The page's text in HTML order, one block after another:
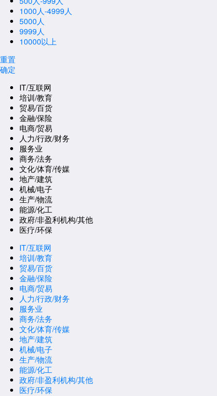
1000人-4999人
5000人
9999人
10000以上
重置
确定
IT/互联网
培训/教育
贸易/百货
金融/保险
电商/贸易
人力/行政/财务
服务业
商务/法务
文化/体育/传媒
地产/建筑
机械/电子
生产/物流
能源/化工
政府/非盈利机构/其他
医疗/环保
IT/互联网
培训/教育
贸易/百货
金融/保险
电商/贸易
人力/行政/财务
服务业
商务/法务
文化/体育/传媒
地产/建筑
机械/电子
生产/物流
能源/化工
政府/非盈利机构/其他
医疗/环保